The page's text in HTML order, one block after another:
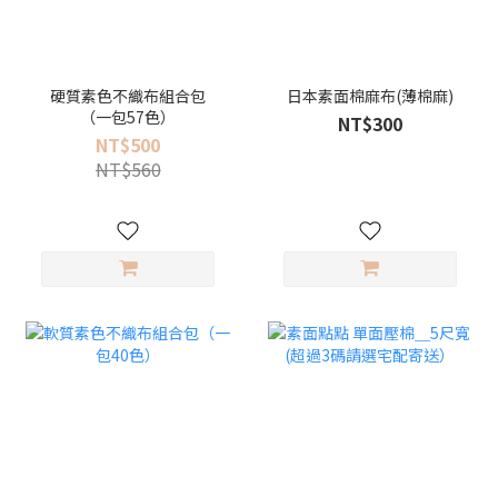
硬質素色不織布組合包
（一包57色）
NT$500
NT$560
日本素面棉麻布(薄棉麻)
NT$300